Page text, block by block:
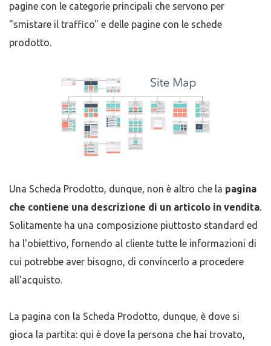
pagine con le categorie principali che servono per
"smistare il traffico" e delle pagine con le schede
prodotto.
Una Scheda Prodotto, dunque, non è altro che la pagina
che contiene una descrizione di un articolo in vendita.
Solitamente ha una composizione piuttosto standard ed
ha l'obiettivo, fornendo al cliente tutte le informazioni di
cui potrebbe aver bisogno, di convincerlo a procedere
all'acquisto.
La pagina con la Scheda Prodotto, dunque, è dove si
gioca la partita: qui è dove la persona che hai trovato,